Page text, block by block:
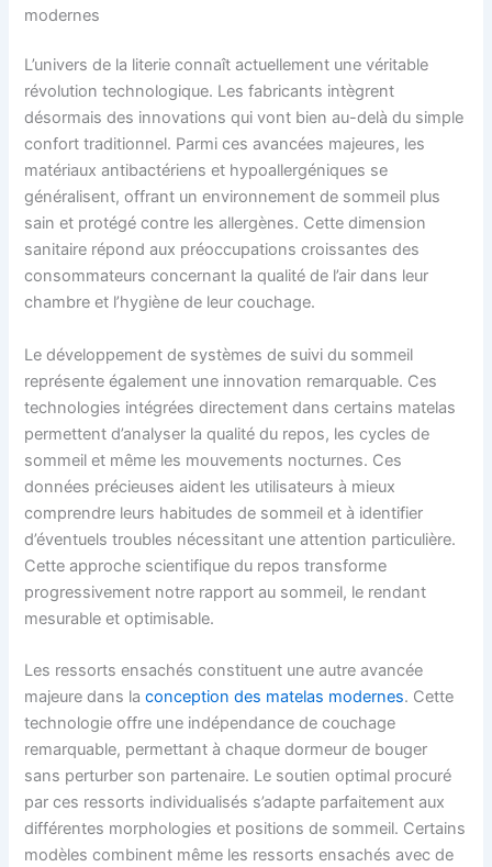
modernes
L’univers de la literie connaît actuellement une véritable
révolution technologique. Les fabricants intègrent
désormais des innovations qui vont bien au-delà du simple
confort traditionnel. Parmi ces avancées majeures, les
matériaux antibactériens et hypoallergéniques se
généralisent, offrant un environnement de sommeil plus
sain et protégé contre les allergènes. Cette dimension
sanitaire répond aux préoccupations croissantes des
consommateurs concernant la qualité de l’air dans leur
chambre et l’hygiène de leur couchage.
Le développement de systèmes de suivi du sommeil
représente également une innovation remarquable. Ces
technologies intégrées directement dans certains matelas
permettent d’analyser la qualité du repos, les cycles de
sommeil et même les mouvements nocturnes. Ces
données précieuses aident les utilisateurs à mieux
comprendre leurs habitudes de sommeil et à identifier
d’éventuels troubles nécessitant une attention particulière.
Cette approche scientifique du repos transforme
progressivement notre rapport au sommeil, le rendant
mesurable et optimisable.
Les ressorts ensachés constituent une autre avancée
majeure dans laconception des matelas modernes. Cette
technologie offre une indépendance de couchage
remarquable, permettant à chaque dormeur de bouger
sans perturber son partenaire. Le soutien optimal procuré
par ces ressorts individualisés s’adapte parfaitement aux
différentes morphologies et positions de sommeil. Certains
modèles combinent même les ressorts ensachés avec de